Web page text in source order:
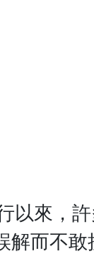
以來，
解而不敢